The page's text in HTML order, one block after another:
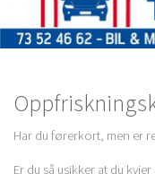
Har du førerkort, men er
Er du så usikker at du